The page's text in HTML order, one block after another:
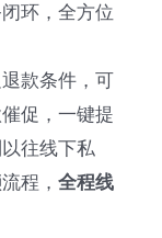
环，全方位
款条件，可
促，一键提
往线下私
程， 全程线